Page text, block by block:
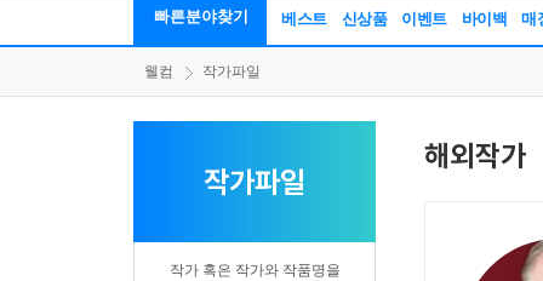
빠른분야찾기 베스트 신상품 이벤트 바이백 매
웰컴 작가파일
작가파일
작가 혹은 작가와 작품명을
해외작가